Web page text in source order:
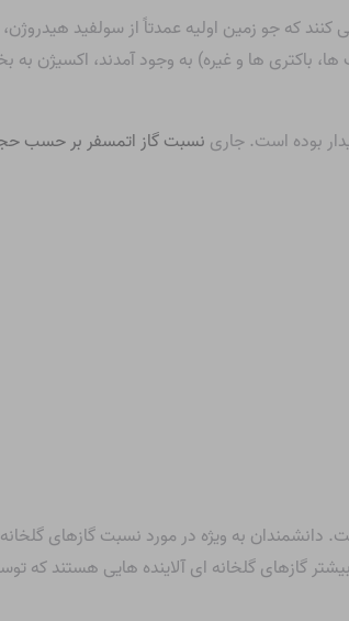
جو زمین اولیه عمدتاً از سولفید هیدروژن،
باکتری ها و غیره) به وجود آمدند، اکسیژن
نسبت گاز اتمسفر بر حسب
دانشمندان به ویژه در مورد نسبت گازهای
گازهای گلخانه ای آلاینده هایی هستند که